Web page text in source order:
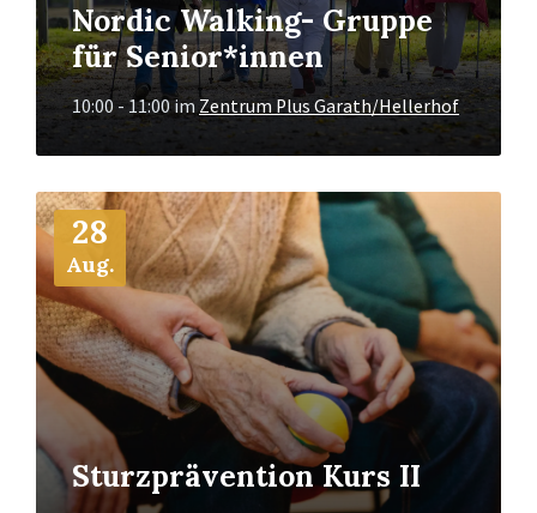
Nordic Walking- Gruppe
für Senior*innen
10:00 - 11:00imZentrum Plus Garath/Hellerhof
28
Aug.
Sturzprävention Kurs II
Mehr
Info